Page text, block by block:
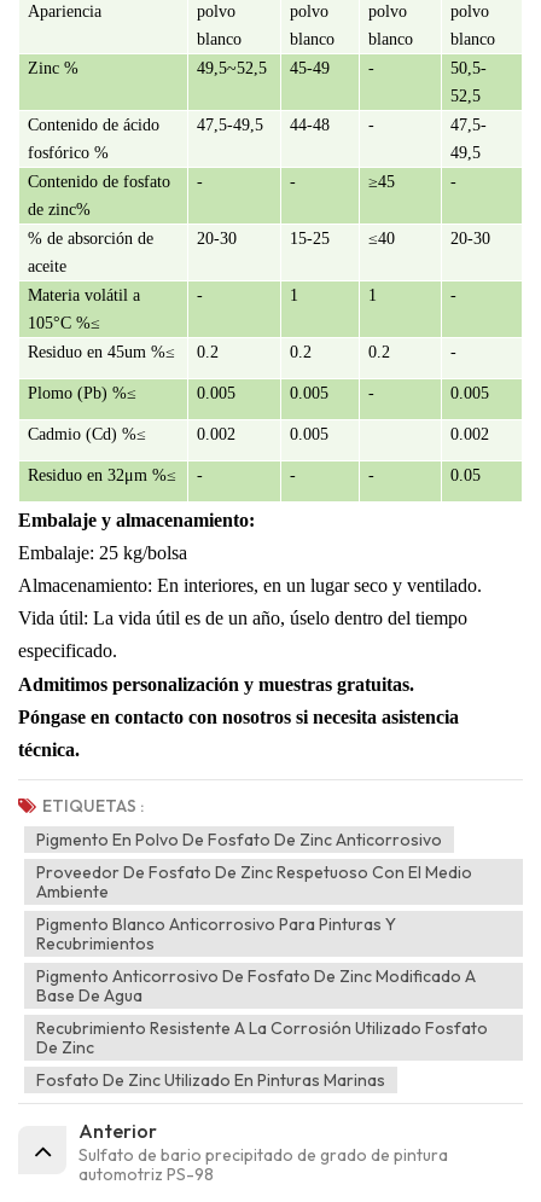
Apariencia
polvo
blanco
polvo
blanco
polvo
blanco
polvo
blanco
Zinc %
49,5~52,5 45-49 -
50,5-
52,5
Contenido de ácido
fosfórico %
47,5-49,5 44-48 -
47,5-
49,5
Contenido de fosfato
de zinc%
- - ≥45 -
% de absorción de
aceite
20-30 15-25 ≤40 20-30
Materia volátil a
105°C %≤
- 1 1 -
Residuo en 45um %≤ 0.2 0.2 0.2 -
Plomo (Pb) %≤ 0.005 0.005 - 0.005
Cadmio (Cd) %≤ 0.002 0.005 0.002
Residuo en 32μm %≤ - - - 0.05
Embalaje y almacenamiento:
Embalaje: 25 kg/bolsa
Almacenamiento: En interiores, en un lugar seco y ventilado.
Vida útil: La vida útil es de un año, úselo dentro del tiempo
especificado.
Admitimos personalización y muestras gratuitas.
Póngase en contacto con nosotros si necesita asistencia
técnica.
ETIQUETAS :
Pigmento En Polvo De Fosfato De Zinc Anticorrosivo
Proveedor De Fosfato De Zinc Respetuoso Con El Medio
Ambiente
Pigmento Blanco Anticorrosivo Para Pinturas Y
Recubrimientos
Pigmento Anticorrosivo De Fosfato De Zinc Modificado A
Base De Agua
Recubrimiento Resistente A La Corrosión Utilizado Fosfato
De Zinc
Fosfato De Zinc Utilizado En Pinturas Marinas
Anterior
Sulfato de bario precipitado de grado de pintura
automotriz PS-98